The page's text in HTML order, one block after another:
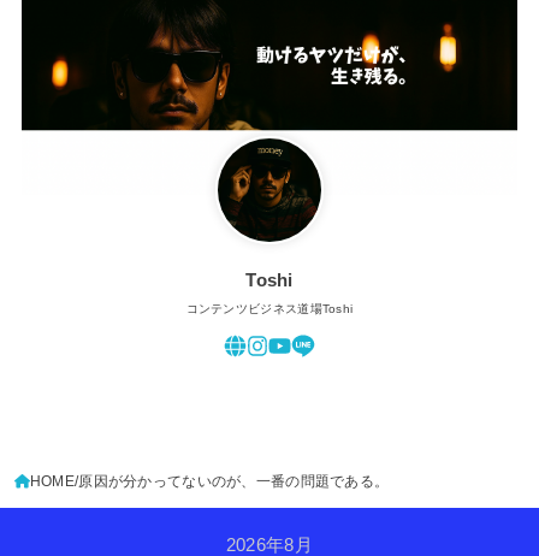
Toshi
コンテンツビジネス道場Toshi
HOME 原因が分かってないのが、一番の問題である。
2026年8月